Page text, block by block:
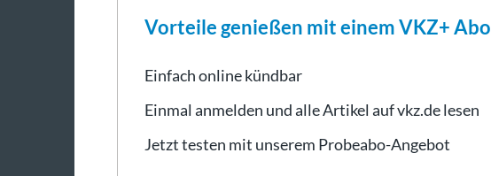
Vorteile genießen mit einem VKZ+ Abo
Einfach online kündbar
Einmal anmelden und alle Artikel auf vkz.de lesen
Jetzt testen mit unserem Probeabo-Angebot